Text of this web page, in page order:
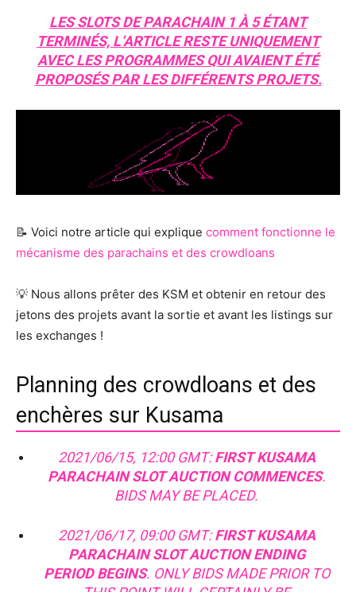
LES SLOTS DE PARACHAIN 1 À 5 ÉTANT
TERMINÉS, L’ARTICLE RESTE UNIQUEMENT
AVEC LES PROGRAMMES QUI AVAIENT ÉTÉ
PROPOSÉS PAR LES DIFFÉRENTS PROJETS.
📝 Voici notre article qui explique comment fonctionne le
mécanisme des parachains et des crowdloans
💡 Nous allons prêter des KSM et obtenir en retour des
jetons des projets avant la sortie et avant les listings sur
les exchanges !
Planning des crowdloans et des
enchères sur Kusama
2021/06/15, 12:00 GMT: FIRST KUSAMA
PARACHAIN SLOT AUCTION COMMENCES.
BIDS MAY BE PLACED.
2021/06/17, 09:00 GMT: FIRST KUSAMA
PARACHAIN SLOT AUCTION ENDING
PERIOD BEGINS. ONLY BIDS MADE PRIOR TO